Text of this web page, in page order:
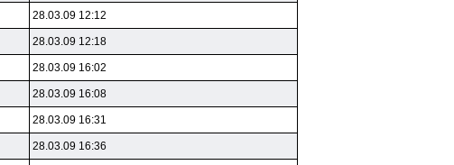
28.03.09 12:12
28.03.09 12:18
28.03.09 16:02
28.03.09 16:08
28.03.09 16:31
28.03.09 16:36